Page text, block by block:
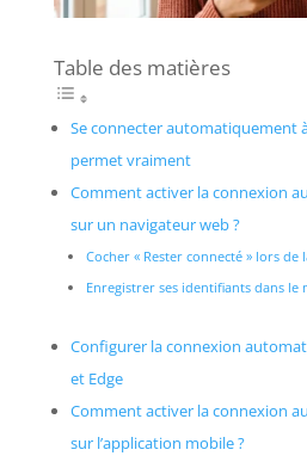
Table des matières
Se connecter automatiquement
permet vraiment
Comment activer la connexion
sur un navigateur web ?
Cocher « Rester connecté » lors
Enregistrer ses identifiants dans le
Configurer la connexion
et Edge
Comment activer la connexion
sur l’application mobile ?